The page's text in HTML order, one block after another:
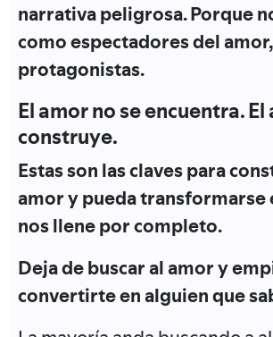
narrativa peligrosa. Porque
como espectadores del
protagonistas.
El amor no se encuentra. El
construye.
Estas son las claves para
amor y pueda transformarse
nos llene por completo.
Deja de buscar al amor y
convertirte en alguien que